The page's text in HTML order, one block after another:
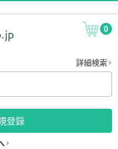
0
詳細検索
登録